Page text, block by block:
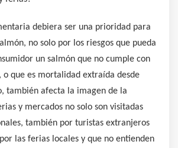
debiera ser una prioridad para
no solo por los riesgos que pueda
un salmón que no cumple con
o que es mortalidad extraída desde
también afecta la imagen de la
y mercados no solo son visitadas
también por turistas extranjeros
las ferias locales y que no entienden